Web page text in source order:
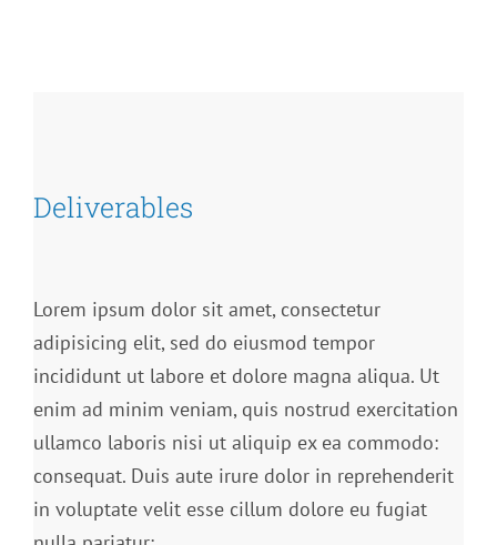
Deliverables
Lorem ipsum dolor sit amet, consectetur
adipisicing elit, sed do eiusmod tempor
incididunt ut labore et dolore magna aliqua. Ut
enim ad minim veniam, quis nostrud exercitation
ullamco laboris nisi ut aliquip ex ea commodo:
consequat. Duis aute irure dolor in reprehenderit
in voluptate velit esse cillum dolore eu fugiat